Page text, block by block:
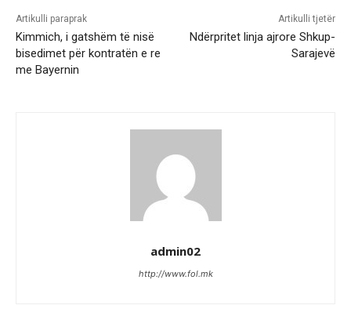
Artikulli paraprak
Kimmich, i gatshëm të nisë
bisedimet për kontratën e re
me Bayernin
Artikulli tjetër
Ndërpritet linja ajrore Shkup-
Sarajevë
admin02
http://www.fol.mk